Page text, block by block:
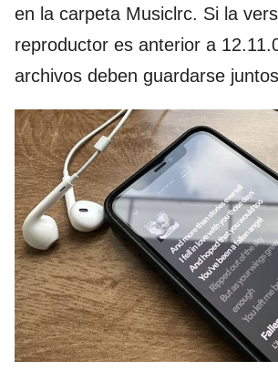
en la carpeta Musiclrc. Si la
reproductor es anterior a
archivos deben guardarse